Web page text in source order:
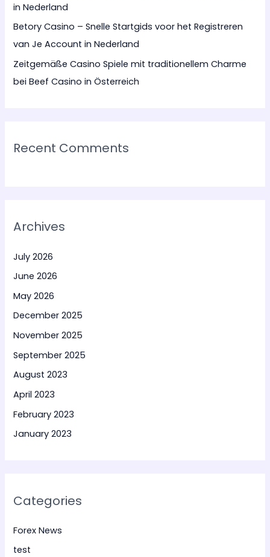
in Nederland
Betory Casino – Snelle Startgids voor het Registreren
van Je Account in Nederland
Zeitgemäße Casino Spiele mit traditionellem Charme
bei Beef Casino in Österreich
Recent Comments
Archives
July 2026
June 2026
May 2026
December 2025
November 2025
September 2025
August 2023
April 2023
February 2023
January 2023
Categories
Forex News
test